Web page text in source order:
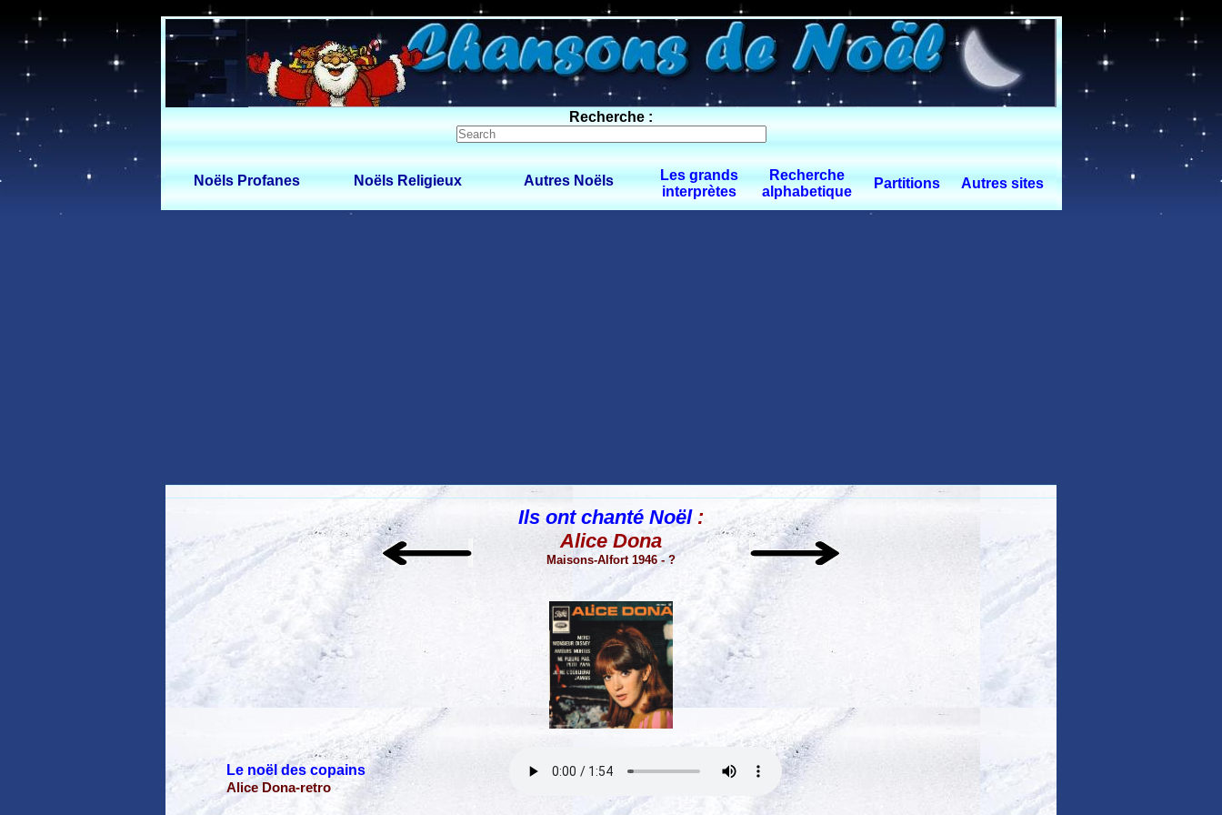
0 $limitbot 1 $limittot 2
Recherche :
Noëls Profanes Noëls Religieux Autres Noëls
Les grands
interprètes
Recherche
alphabetique
Partitions Autres sites
Ils ont chanté Noël:
Alice Dona
Maisons-Alfort 1946 - ?
Le noël des copains
Alice Dona-retro